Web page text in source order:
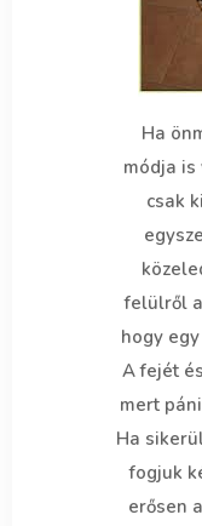
Ha
módja is
csak
felülről
hogy
A fejét
mert
Ha
fogjuk
erősen